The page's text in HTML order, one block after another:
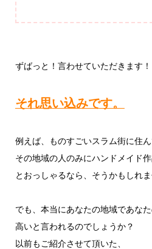
ずばっと！言わせていただきます！
それ思い込みです。
例えば、ものすごいスラム街に住ん
その地域の人のみにハンドメイド
とおっしゃるなら、そうかもしれま
でも、本当にあなたの地域であな
高いと言われるのでしょうか？
以前もご紹介させて頂いた、